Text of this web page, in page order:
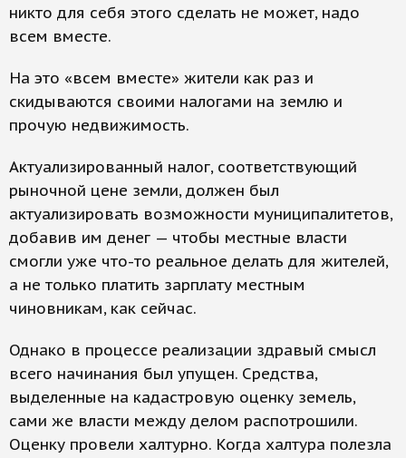
никто для себя этого сделать не может, надо
всем вместе.
На это «всем вместе» жители как раз и
скидываются своими налогами на землю и
прочую недвижимость.
Актуализированный налог, соответствующий
рыночной цене земли, должен был
актуализировать возможности муниципалитетов,
добавив им денег — чтобы местные власти
смогли уже что-то реальное делать для жителей,
а не только платить зарплату местным
чиновникам, как сейчас.
Однако в процессе реализации здравый смысл
всего начинания был упущен. Средства,
выделенные на кадастровую оценку земель,
сами же власти между делом распотрошили.
Оценку провели халтурно. Когда халтура полезла